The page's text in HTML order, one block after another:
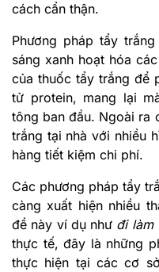
cách cẩn thận.
Phương pháp tẩy
sáng xanh hoạt hóa
của thuốc tẩy trắng để
tử protein, mang lại
tông ban đầu. Ngoài ra
trắng tại nhà với nhiều
hàng tiết kiệm chi phí.
Các phương pháp tẩy
càng xuất hiện nhiều
đề này ví dụ như đi làm
thực tế, đây là những
thực hiện tại các cơ